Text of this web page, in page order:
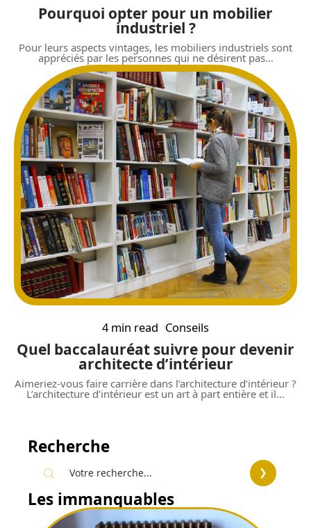
Pourquoi opter pour un mobilier
industriel ?
Pour leurs aspects vintages, les mobiliers industriels sont
appréciés par les personnes qui ne désirent pas…
4 min read Conseils
Quel baccalauréat suivre pour devenir
architecte d’intérieur
Aimeriez-vous faire carrière dans l’architecture d’intérieur ?
L’architecture d’intérieur est un art à part entière et il…
Recherche
Les immanquables